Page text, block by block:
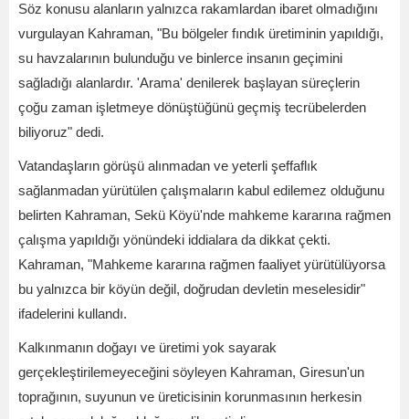
Söz konusu alanların yalnızca rakamlardan ibaret olmadığını
vurgulayan Kahraman, "Bu bölgeler fındık üretiminin yapıldığı,
su havzalarının bulunduğu ve binlerce insanın geçimini
sağladığı alanlardır. 'Arama' denilerek başlayan süreçlerin
çoğu zaman işletmeye dönüştüğünü geçmiş tecrübelerden
biliyoruz" dedi.
Vatandaşların görüşü alınmadan ve yeterli şeffaflık
sağlanmadan yürütülen çalışmaların kabul edilemez olduğunu
belirten Kahraman, Sekü Köyü'nde mahkeme kararına rağmen
çalışma yapıldığı yönündeki iddialara da dikkat çekti.
Kahraman, "Mahkeme kararına rağmen faaliyet yürütülüyorsa
bu yalnızca bir köyün değil, doğrudan devletin meselesidir"
ifadelerini kullandı.
Kalkınmanın doğayı ve üretimi yok sayarak
gerçekleştirilemeyeceğini söyleyen Kahraman, Giresun'un
toprağının, suyunun ve üreticisinin korunmasının herkesin